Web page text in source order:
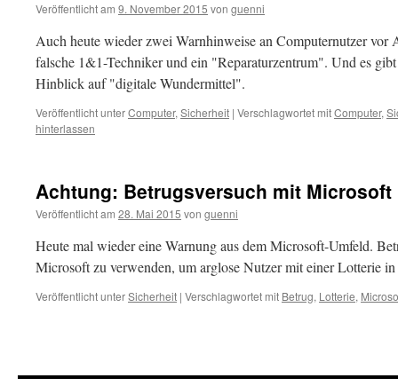
Veröffentlicht am 9. November 2015 von guenni
Auch heute wieder zwei Warnhinweise an Computernutzer vor
falsche 1&1-Techniker und ein "Reparaturzentrum". Und es
Hinblick auf "digitale Wundermittel".
Veröffentlicht unterComputer, Sicherheit | Verschlagwortet mitComputer,
hinterlassen
Achtung: Betrugsversuch mit
Veröffentlicht am 28. Mai 2015 von guenni
Heute mal wieder eine Warnung aus dem Microsoft-Umfeld.
Microsoft zu verwenden, um arglose Nutzer mit einer Lotterie
Veröffentlicht unterSicherheit | Verschlagwortet mit Betrug, Lotterie,